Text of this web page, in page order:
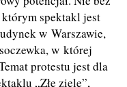
spektakl jest
w Warszawie,
w której
protestu jest dla
„Złe ziele”,